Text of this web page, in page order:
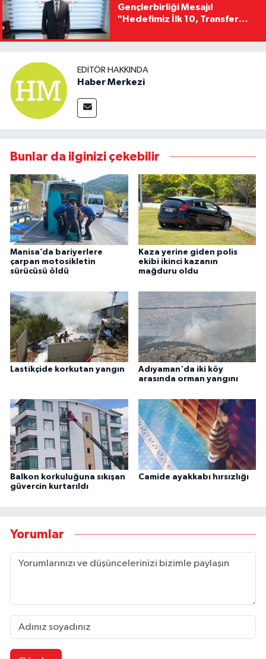
Gençlerbirliği Mesajı!
"Hedefimiz İlk 10, Transfer
Kaldıracağız"
EDITÖR HAKKINDA
Haber Merkezi
Bunlar da ilginizi çekebilir
Manisa’da bariyerlere
çarpan motosikletin
sürücüsü öldü
Kaza yerine giden polis
ekibi ikinci kazanın
mağduru oldu
Lastikçide korkutan yangın
Adıyaman'da iki köy
arasında orman yangını
Balkon korkuluğuna sıkışan
güvercin kurtarıldı
Camide ayakkabı hırsızlığı
Yorumlar